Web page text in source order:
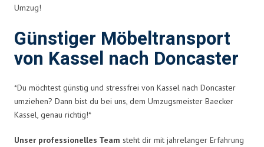
Umzug!
Günstiger Möbeltransport
von Kassel nach Doncaster
*Du möchtest günstig und stressfrei von Kassel nach Doncaster
umziehen? Dann bist du bei uns, dem Umzugsmeister Baecker
Kassel, genau richtig!*
Unser professionelles Team steht dir mit jahrelanger Erfahrung